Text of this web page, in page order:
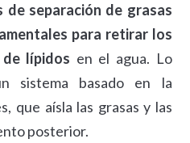
de separación de grasas
para retirar los
lípidos en el agua. Lo
sistema basado en la
que aísla las grasas y las
posterior.